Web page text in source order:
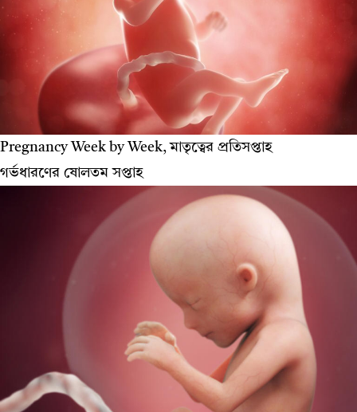
Pregnancy Week by Week, মাতৃত্বের প্রতিসপ্তাহ
গর্ভধারণের ষোলতম সপ্তাহ